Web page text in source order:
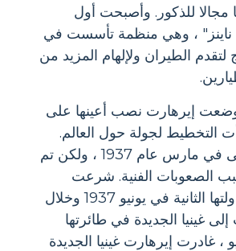
مجالا للذكور. وأصبحت أول
ناينز" ، وهي منظمة تأسست في
لتقدم الطيران ولإلهام المزيد من
1936 ، وضعت إيرهارت نصب أعينها على
التخطيط لجولة حول العالم.
جرت محاولة أولى في مارس عام 1937 ، ولكن تم
الصعوبات الفنية. شرعت
إيرهارت في محاولتها الثانية في يونيو 1937 وخلال
غينيا الجديدة في طائرتها
في 2 يوليو ، غادرت إيرهارت غينيا الجديدة